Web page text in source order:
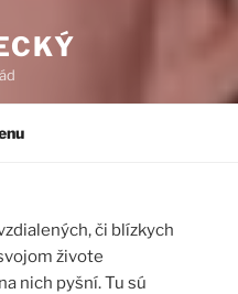
či blízkych
živote
nich pyšní. Tu sú